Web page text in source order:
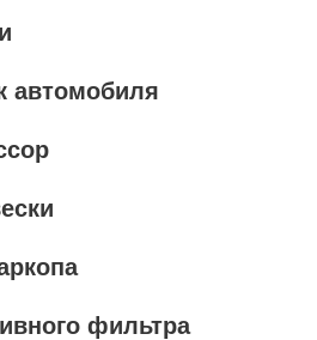
автомобиля
фильтра